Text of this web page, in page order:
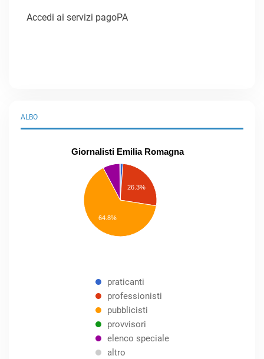
Accedi ai servizi pagoPA
ALBO
Giornalisti Emilia Romagna
26.3%
64.8%
praticanti
professionisti
pubblicisti
provvisori
elenco speciale
altro